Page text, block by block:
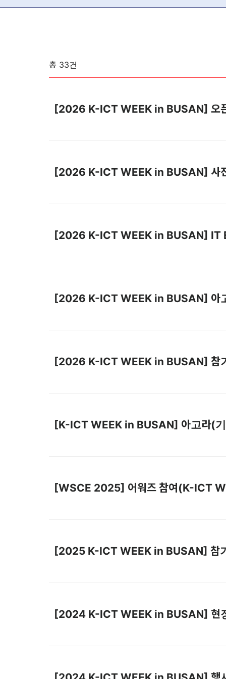
총 33건
[2026 K-ICT WEEK in BUSAN] 오
[2026 K-ICT WEEK in BUSAN] 사
[2026 K-ICT WEEK in BUSAN] IT
[2026 K-ICT WEEK in BUSAN] 아
[2026 K-ICT WEEK in BUSAN] 참
[K-ICT WEEK in BUSAN] 아고라(기
[WSCE 2025] 어워즈 참여(K-ICT
[2025 K-ICT WEEK in BUSAN] 참
[2024 K-ICT WEEK in BUSAN] 현